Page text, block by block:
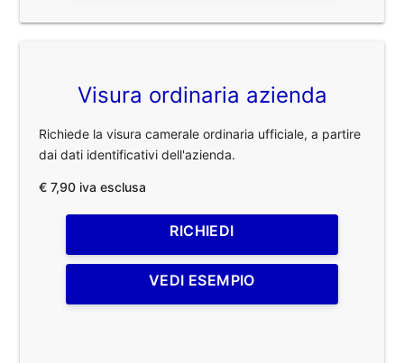
Visura ordinaria azienda
Richiede la visura camerale ordinaria ufficiale, a partire
dai dati identificativi dell'azienda.
€ 7,90 iva esclusa
RICHIEDI
VEDI ESEMPIO